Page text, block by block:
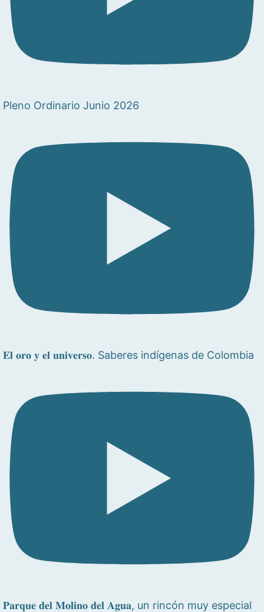
Pleno Ordinario Junio 2026
𝐄𝐥 𝐨𝐫𝐨 𝐲 𝐞𝐥 𝐮𝐧𝐢𝐯𝐞𝐫𝐬𝐨. Saberes indígenas de Colombia
𝐏𝐚𝐫𝐪𝐮𝐞 𝐝𝐞𝐥 𝐌𝐨𝐥𝐢𝐧𝐨 𝐝𝐞𝐥 𝐀𝐠𝐮𝐚, un rincón muy especial